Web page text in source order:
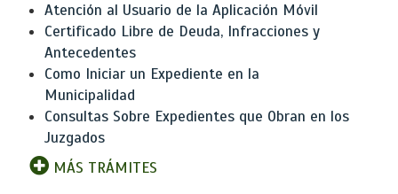
Atención al Usuario de la Aplicación Móvil
Certificado Libre de Deuda, Infracciones y
Antecedentes
Como Iniciar un Expediente en la
Municipalidad
Consultas Sobre Expedientes que Obran en los
Juzgados
MÁS TRÁMITES